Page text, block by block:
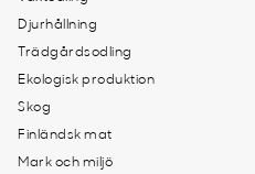
Djurhållning
Trädgårdsodling
Ekologisk produktion
Skog
Finländsk mat
Mark och miljö